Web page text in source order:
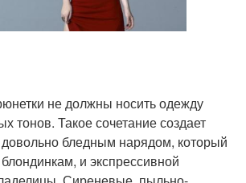
не должны носить одежду
тонов. Такое сочетание создает
бледным нарядом, который
и экспрессивной